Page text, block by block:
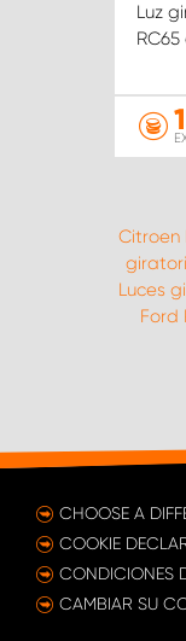
Luz
Citroen
Luces
Ford
CHOOSE A
COOKIE
CONDICIONES
CAMBIAR SU